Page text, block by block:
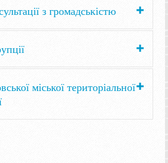
з громадськістю
міської територіальної